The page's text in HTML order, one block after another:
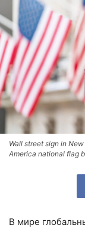
Wall street sign in
America national flag
В мире